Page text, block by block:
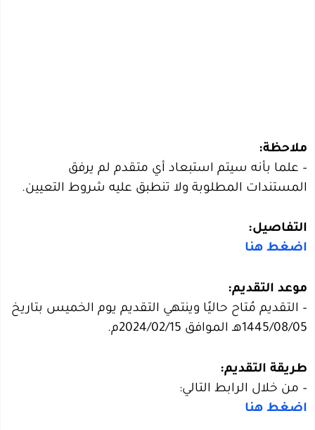
ملاحظة:
– علما بأنه سيتم استبعاد أي متقدم لم يرفق
المستندات المطلوبة ولا تنطبق عليه شروط التعيين.
التفاصيل:
اضغط هنا
موعد التقديم:
– التقديم مُتاح حاليًا وينتهي التقديم يوم الخميس بتاريخ
1445/08/05هـ الموافق 2024/02/15م.
طريقة التقديم:
– من خلال الرابط التالي:
اضغط هنا